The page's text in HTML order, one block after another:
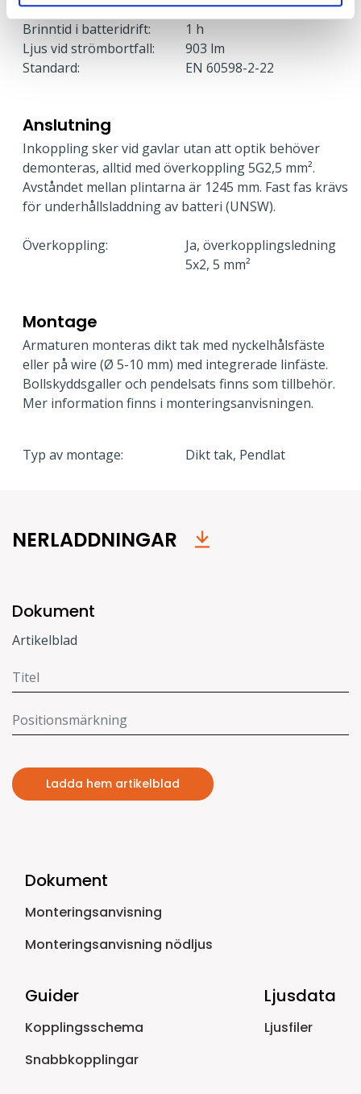
Typ av nödljus:
Batteribackup självtest
Brinntid i batteridrift:
1 h
Ljus vid strömbortfall:
903 lm
Standard:
EN 60598-2-22
Anslutning
Inkoppling sker vid gavlar utan att optik behöver
demonteras, alltid med överkoppling 5G2,5 mm².
Avståndet mellan plintarna är 1245 mm. Fast fas krävs
för underhållsladdning av batteri (UNSW).
Överkoppling:
Ja, överkopplingsledning
5x2, 5 mm²
Montage
Armaturen monteras dikt tak med nyckelhålsfäste
eller på wire (Ø 5-10 mm) med integrerade linfäste.
Bollskyddsgaller och pendelsats finns som tillbehör.
Mer information finns i monteringsanvisningen.
Typ av montage: Dikt tak, Pendlat
NERLADDNINGAR
Dokument
Artikelblad
Ladda hem artikelblad
Dokument
Monteringsanvisning
Monteringsanvisning nödljus
Guider
Kopplingsschema
Snabbkopplingar
Ljusdata
Ljusfiler